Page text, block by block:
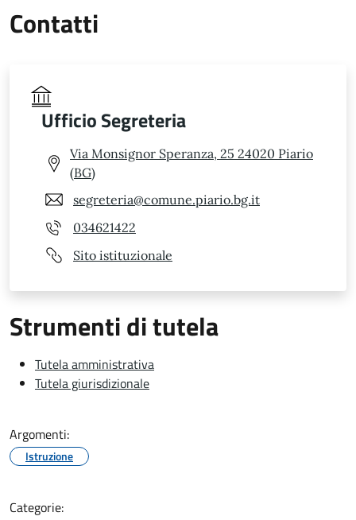
Contatti
Ufficio Segreteria
Via Monsignor Speranza, 25 24020 Piario
(BG)
segreteria@comune.piario.bg.it
034621422
Sito istituzionale
Strumenti di tutela
Tutela amministrativa
Tutela giurisdizionale
Argomenti:
Istruzione
Categorie: